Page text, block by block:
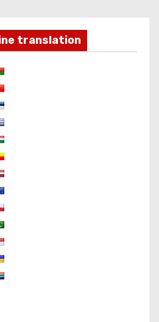
translation